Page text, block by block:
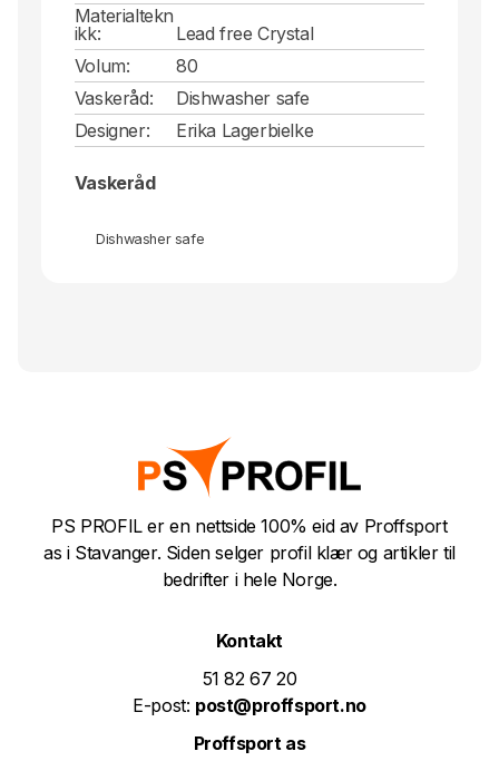
Materialtekn
ikk:
Lead free Crystal
Volum:
80
Vaskeråd:
Dishwasher safe
Designer:
Erika Lagerbielke
Vaskeråd
Dishwasher safe
PS PROFIL er en nettside 100% eid av Proffsport
as i Stavanger. Siden selger profil klær og artikler til
bedrifter i hele Norge.
Kontakt
51 82 67 20
E-post: post@proffsport.no
Proffsport as